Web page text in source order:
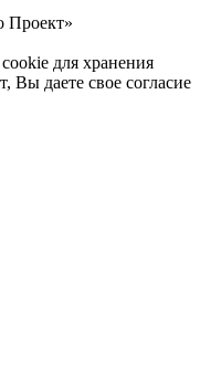
Проект»
для хранения
Вы даете свое согласие